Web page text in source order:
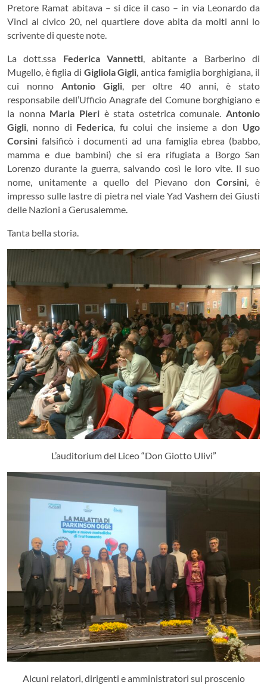
Pretore Ramat abitava – si dice il caso – in via Leonardo da
Vinci al civico 20, nel quartiere dove abita da molti anni lo
scrivente di queste note.
La dott.ssa Federica Vannetti, abitante a Barberino di
Mugello, è figlia di Gigliola Gigli, antica famiglia borghigiana, il
cui nonno Antonio Gigli, per oltre 40 anni, è stato
responsabile dell’Ufficio Anagrafe del Comune borghigiano e
la nonna Maria Pieriè stata ostetrica comunale. Antonio
Gigli, nonno di Federica, fu colui che insieme a don Ugo
Corsini falsificò i documenti ad una famiglia ebrea (babbo,
mamma e due bambini) che si era rifugiata a Borgo San
Lorenzo durante la guerra, salvando così le loro vite. Il suo
nome, unitamente a quello del Pievano donCorsini, è
impresso sulle lastre di pietra nel viale Yad Vashem dei Giusti
delle Nazioni a Gerusalemme.
Tanta bella storia.
L’auditorium del Liceo “Don Giotto Ulivi”
Alcuni relatori, dirigenti e amministratori sul proscenio